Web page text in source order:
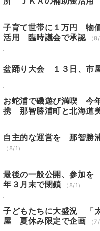
子育て世帯に１万円 物
活用 臨時議会で承認
（
盆踊り大会 １３日、市
お蛇浦で磯遊び満喫 今
携 那智勝浦町と北海道
自主的な運営を 那智勝
（8/1）
最後の一般公開、参加
年３月末で閉鎖
（8/1）
子どもたちに大盛況 「
屋 夏休み限定で企画
（